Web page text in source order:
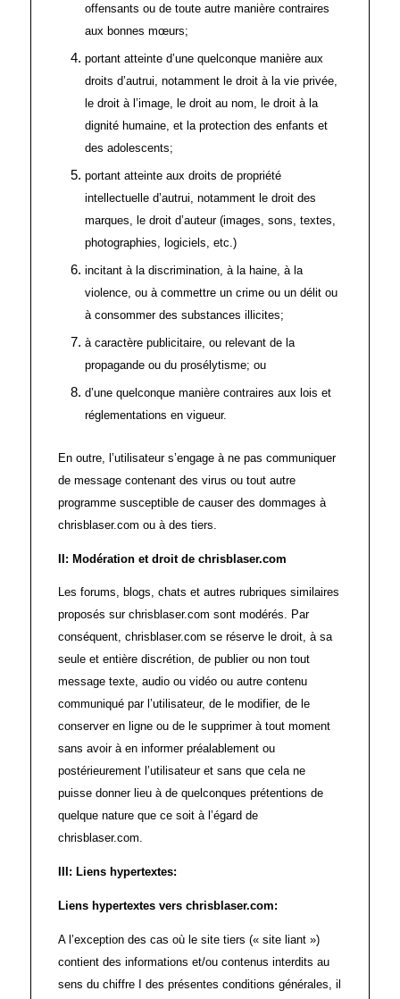
offensants ou de toute autre manière contraires
aux bonnes mœurs;
portant atteinte d’une quelconque manière aux
droits d’autrui, notamment le droit à la vie privée,
le droit à l’image, le droit au nom, le droit à la
dignité humaine, et la protection des enfants et
des adolescents;
portant atteinte aux droits de propriété
intellectuelle d’autrui, notamment le droit des
marques, le droit d’auteur (images, sons, textes,
photographies, logiciels, etc.)
incitant à la discrimination, à la haine, à la
violence, ou à commettre un crime ou un délit ou
à consommer des substances illicites;
à caractère publicitaire, ou relevant de la
propagande ou du prosélytisme; ou
d’une quelconque manière contraires aux lois et
réglementations en vigueur.
En outre, l’utilisateur s’engage à ne pas communiquer
de message contenant des virus ou tout autre
programme susceptible de causer des dommages à
chrisblaser.com ou à des tiers.
II: Modération et droit de chrisblaser.com
Les forums, blogs, chats et autres rubriques similaires
proposés sur chrisblaser.com sont modérés. Par
conséquent, chrisblaser.com se réserve le droit, à sa
seule et entière discrétion, de publier ou non tout
message texte, audio ou vidéo ou autre contenu
communiqué par l’utilisateur, de le modifier, de le
conserver en ligne ou de le supprimer à tout moment
sans avoir à en informer préalablement ou
postérieurement l’utilisateur et sans que cela ne
puisse donner lieu à de quelconques prétentions de
quelque nature que ce soit à l’égard de
chrisblaser.com.
III: Liens hypertextes:
Liens hypertextes vers chrisblaser.com:
A l’exception des cas où le site tiers (« site liant »)
contient des informations et/ou contenus interdits au
sens du chiffre I des présentes conditions générales, il